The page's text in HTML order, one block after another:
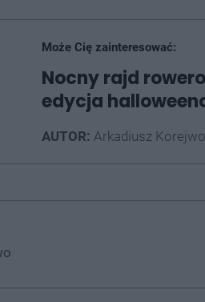
Może Cię zainteresować:
Nocny rajd
edycja
AUTOR: Arkadiusz Korejwo